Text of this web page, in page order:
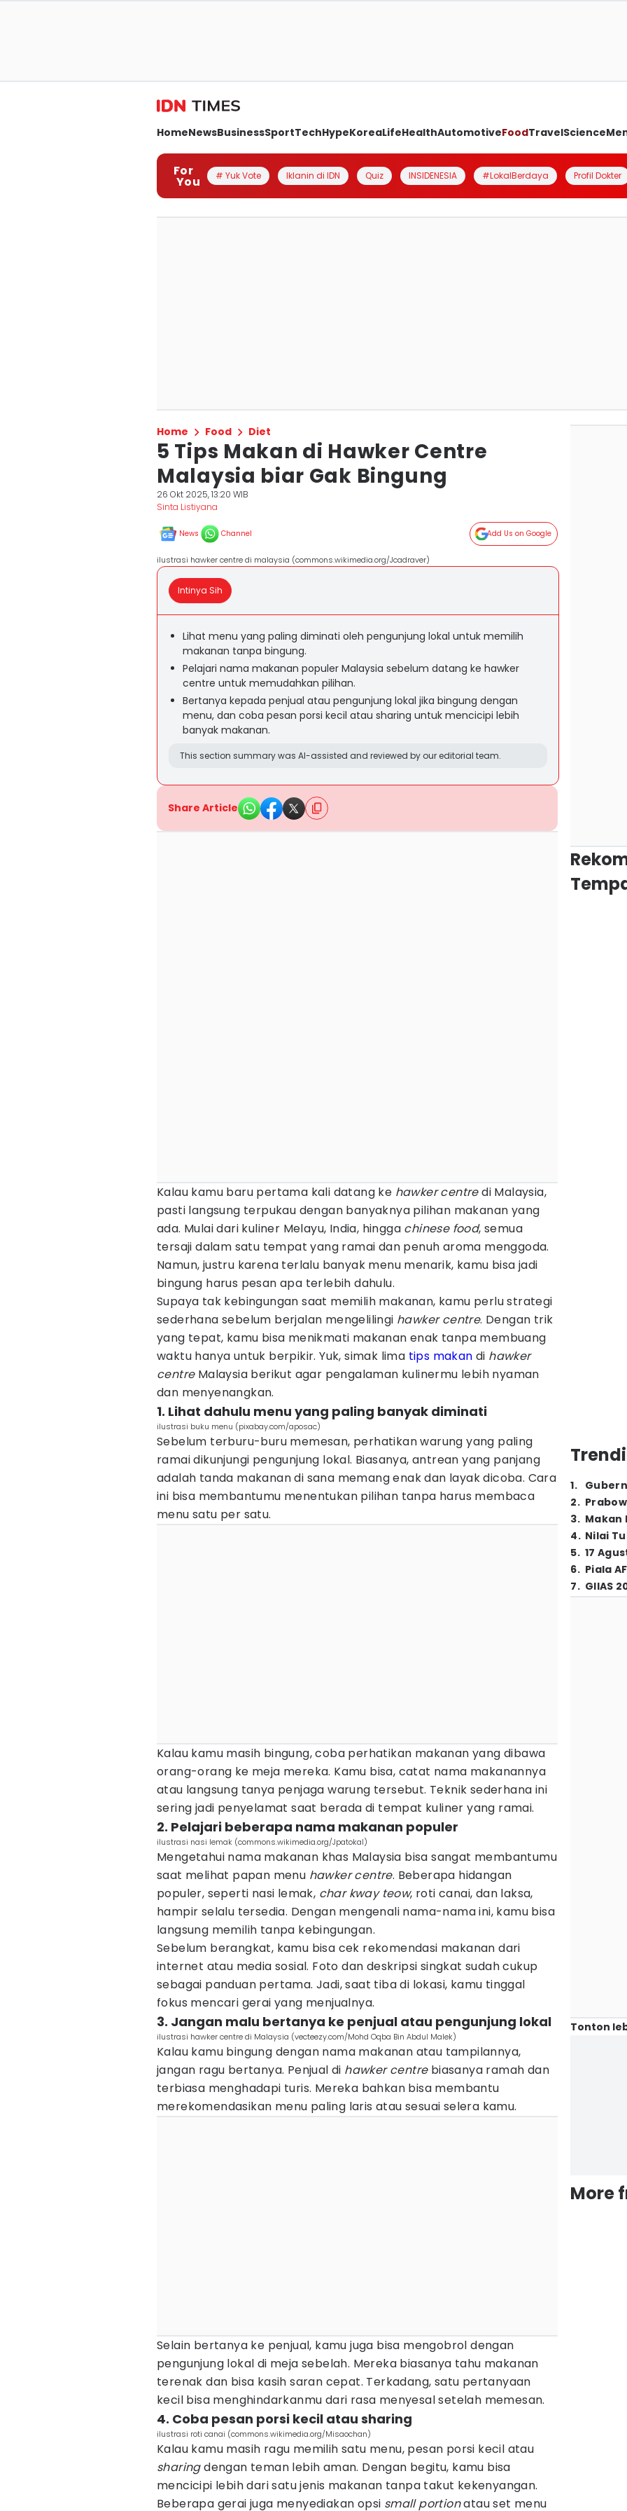
HomeNewsBusinessSportTechHypeKoreaLifeHealthAutomotiveFoodTravelScience
For
You # Yuk Vote Iklanin di IDN Quiz INSIDENESIA #LokalBerdaya Profil Dokter
Home Food Diet
5 Tips Makan di Hawker Centre
Malaysia biar Gak Bingung
26 Okt 2025, 13:20 WIB
Sinta Listiyana
News Channel Add Us on Google
ilustrasi hawker centre di malaysia (commons.wikimedia.org/Jcadraver)
Intinya Sih
Lihat menu yang paling diminati oleh pengunjung lokal untuk memilih
makanan tanpa bingung.
Pelajari nama makanan populer Malaysia sebelum datang ke hawker
centre untuk memudahkan pilihan.
Bertanya kepada penjual atau pengunjung lokal jika bingung dengan
menu, dan coba pesan porsi kecil atau sharing untuk mencicipi lebih
banyak makanan.
This section summary was AI-assisted and reviewed by our editorial team.
Share Article
Kalau kamu baru pertama kali datang ke hawker centredi Malaysia,
pasti langsung terpukau dengan banyaknya pilihan makanan yang
ada. Mulai dari kuliner Melayu, India, hingga chinese food, semua
tersaji dalam satu tempat yang ramai dan penuh aroma menggoda.
Namun, justru karena terlalu banyak menu menarik, kamu bisa jadi
bingung harus pesan apa terlebih dahulu.
Supaya tak kebingungan saat memilih makanan, kamu perlu strategi
sederhana sebelum berjalan mengelilingi hawker centre. Dengan trik
yang tepat, kamu bisa menikmati makanan enak tanpa membuang
waktu hanya untuk berpikir. Yuk, simak lima tips makan di hawker
centre Malaysia berikut agar pengalaman kulinermu lebih nyaman
dan menyenangkan.
1. Lihat dahulu menu yang paling banyak diminati
ilustrasi buku menu (pixabay.com/aposac)
Sebelum terburu-buru memesan, perhatikan warung yang paling
ramai dikunjungi pengunjung lokal. Biasanya, antrean yang panjang
adalah tanda makanan di sana memang enak dan layak dicoba. Cara
ini bisa membantumu menentukan pilihan tanpa harus membaca
menu satu per satu.
Kalau kamu masih bingung, coba perhatikan makanan yang dibawa
orang-orang ke meja mereka. Kamu bisa, catat nama makanannya
atau langsung tanya penjaga warung tersebut. Teknik sederhana ini
sering jadi penyelamat saat berada di tempat kuliner yang ramai.
2. Pelajari beberapa nama makanan populer
ilustrasi nasi lemak (commons.wikimedia.org/Jpatokal)
Mengetahui nama makanan khas Malaysia bisa sangat membantumu
saat melihat papan menu hawker centre. Beberapa hidangan
populer, seperti nasi lemak, char kway teow, roti canai, dan laksa,
hampir selalu tersedia. Dengan mengenali nama-nama ini, kamu bisa
langsung memilih tanpa kebingungan.
Sebelum berangkat, kamu bisa cek rekomendasi makanan dari
internet atau media sosial. Foto dan deskripsi singkat sudah cukup
sebagai panduan pertama. Jadi, saat tiba di lokasi, kamu tinggal
fokus mencari gerai yang menjualnya.
3. Jangan malu bertanya ke penjual atau pengunjung lokal
ilustrasi hawker centre di Malaysia (vecteezy.com/Mohd Oqba Bin Abdul Malek)
Kalau kamu bingung dengan nama makanan atau tampilannya,
jangan ragu bertanya. Penjual di hawker centrebiasanya ramah dan
terbiasa menghadapi turis. Mereka bahkan bisa membantu
merekomendasikan menu paling laris atau sesuai selera kamu.
Selain bertanya ke penjual, kamu juga bisa mengobrol dengan
pengunjung lokal di meja sebelah. Mereka biasanya tahu makanan
terenak dan bisa kasih saran cepat. Terkadang, satu pertanyaan
kecil bisa menghindarkanmu dari rasa menyesal setelah memesan.
4. Coba pesan porsi kecil atau sharing
ilustrasi roti canai (commons.wikimedia.org/Misaochan)
Kalau kamu masih ragu memilih satu menu, pesan porsi kecil atau
sharingdengan teman lebih aman. Dengan begitu, kamu bisa
mencicipi lebih dari satu jenis makanan tanpa takut kekenyangan.
Beberapa gerai juga menyediakan opsi small portionatau set menu
1.
2.
3. Makan
4. Nilai
5. 17
6. Piala
7. GIIAS
Tonton
More